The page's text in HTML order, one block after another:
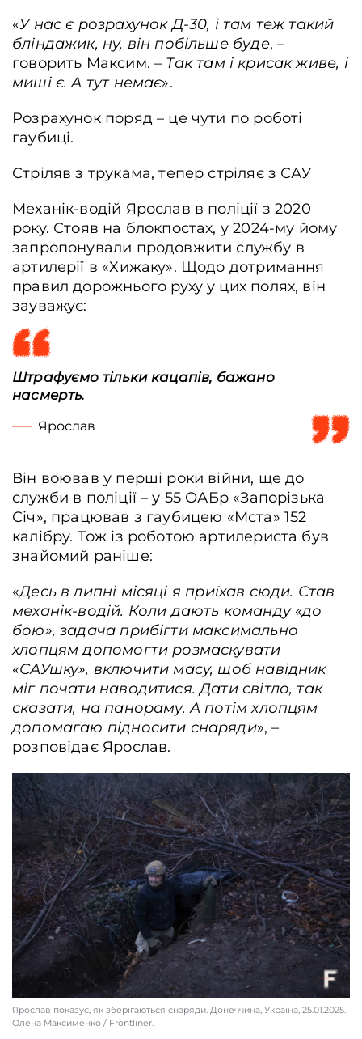
«У нас є розрахунок Д-30, і там теж такий
бліндажик, ну, він побільше буде, –
говорить Максим. – Так там і крисак живе, і
миші є. А тут немає».
Розрахунок поряд – це чути по роботі
гаубиці.
Стріляв з трукама, тепер стріляє з САУ
Механік-водій Ярослав в поліції з 2020
року. Стояв на блокпостах, у 2024-му йому
запропонували продовжити службу в
артилерії в «Хижаку». Щодо дотримання
правил дорожнього руху у цих полях, він
зауважує:
Штрафуємо тільки кацапів, бажано
насмерть.
Ярослав
Він воював у перші роки війни, ще до
служби в поліції – у 55 ОАБр «Запорізька
Січ», працював з гаубицею «Мста» 152
калібру. Тож із роботою артилериста був
знайомий раніше:
«Десь в липні місяці я приїхав сюди. Став
механік-водій. Коли дають команду «до
бою», задача прибігти максимально
хлопцям допомогти розмаскувати
«САУшку», включити масу, щоб навідник
міг почати наводитися. Дати світло, так
сказати, на панораму. А потім хлопцям
допомагаю підносити снаряди», –
розповідає Ярослав.
Ярослав показує, як зберігаються снаряди. Донеччина, Україна, 25.01.2025.
Олена Максименко / Frontliner.